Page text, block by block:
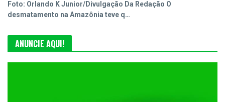
Foto: Orlando K Junior/Divulgação Da Redação O
desmatamento na Amazônia teve q…
ANUNCIE AQUI!